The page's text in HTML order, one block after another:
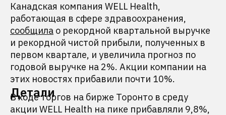
Канадская компания WELL Health,
работающая в сфере здравоохранения,
сообщила о рекордной квартальной выручке
и рекордной чистой прибыли, полученных в
первом квартале, и увеличила прогноз по
годовой выручке на 2%. Акции компании на
этих новостях прибавили почти 10%.
Детали
В ходе торгов на бирже Торонто в среду
акции WELL Health на пике прибавляли 9,8%,